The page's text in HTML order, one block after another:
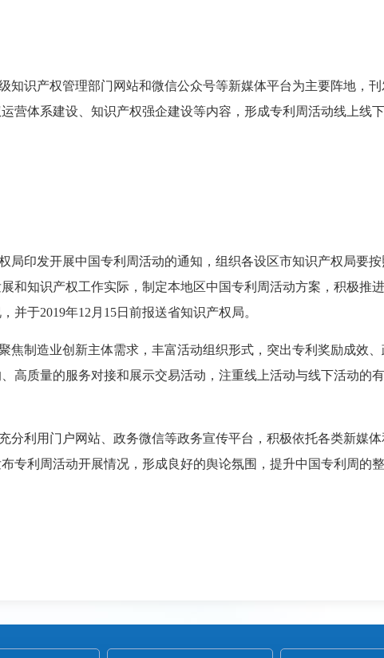
识产权管理部门网站和微信公众号等新媒体平台为主要阵地，刊
营体系建设、知识产权强企建设等内容，形成专利周活动线上线下
印发开展中国专利周活动的通知，组织各设区市知识产权局要按
和知识产权工作实际，制定本地区中国专利周活动方案，积极推
并于2019年12月15日前报送省知识产权局。
制造业创新主体需求，丰富活动组织形式，突出专利奖励成效、
高质量的服务对接和展示交易活动，注重线上活动与线下活动的
利用门户网站、政务微信等政务宣传平台，积极依托各类新媒体
专利周活动开展情况，形成良好的舆论氛围，提升中国专利周的整